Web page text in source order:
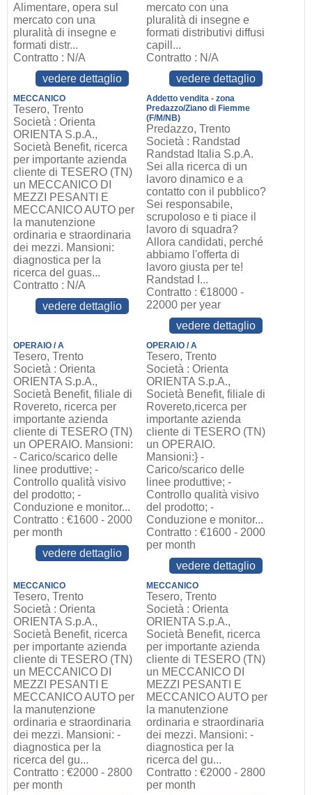
Alimentare, opera sul
mercato con una
pluralità di insegne e
formati distr...
Contratto : N/A
vedere dettaglio
mercato con una
pluralità di insegne e
formati distributivi diffusi
capill...
Contratto : N/A
vedere dettaglio
MECCANICO
Tesero, Trento
Società : Orienta
ORIENTA S.p.A.,
Società Benefit, ricerca
per importante azienda
cliente di TESERO (TN)
un MECCANICO DI
MEZZI PESANTI E
MECCANICO AUTO per
la manutenzione
ordinaria e straordinaria
dei mezzi. Mansioni:
diagnostica per la
ricerca del guas...
Contratto : N/A
vedere dettaglio
Addetto vendita - zona
Predazzo/Ziano di Fiemme
(F/M/NB)
Predazzo, Trento
Società : Randstad
Randstad Italia S.p.A.
Sei alla ricerca di un
lavoro dinamico e a
contatto con il pubblico?
Sei responsabile,
scrupoloso e ti piace il
lavoro di squadra?
Allora candidati, perché
abbiamo l'offerta di
lavoro giusta per te!
Randstad I...
Contratto : €18000 -
22000 per year
vedere dettaglio
OPERAIO / A
Tesero, Trento
Società : Orienta
ORIENTA S.p.A.,
Società Benefit, filiale di
Rovereto, ricerca per
importante azienda
cliente di TESERO (TN)
un OPERAIO. Mansioni:
- Carico/scarico delle
linee produttive; -
Controllo qualità visivo
del prodotto; -
Conduzione e monitor...
Contratto : €1600 - 2000
per month
vedere dettaglio
OPERAIO / A
Tesero, Trento
Società : Orienta
ORIENTA S.p.A.,
Società Benefit, filiale di
Rovereto,ricerca per
importante azienda
cliente di TESERO (TN)
un OPERAIO.
Mansioni:} -
Carico/scarico delle
linee produttive; -
Controllo qualità visivo
del prodotto; -
Conduzione e monitor...
Contratto : €1600 - 2000
per month
vedere dettaglio
MECCANICO
Tesero, Trento
Società : Orienta
ORIENTA S.p.A.,
Società Benefit, ricerca
per importante azienda
cliente di TESERO (TN)
un MECCANICO DI
MEZZI PESANTI E
MECCANICO AUTO per
la manutenzione
ordinaria e straordinaria
dei mezzi. Mansioni: -
diagnostica per la
ricerca del gu...
Contratto : €2000 - 2800
per month
MECCANICO
Tesero, Trento
Società : Orienta
ORIENTA S.p.A.,
Società Benefit, ricerca
per importante azienda
cliente di TESERO (TN)
un MECCANICO DI
MEZZI PESANTI E
MECCANICO AUTO per
la manutenzione
ordinaria e straordinaria
dei mezzi. Mansioni: -
diagnostica per la
ricerca del gu...
Contratto : €2000 - 2800
per month